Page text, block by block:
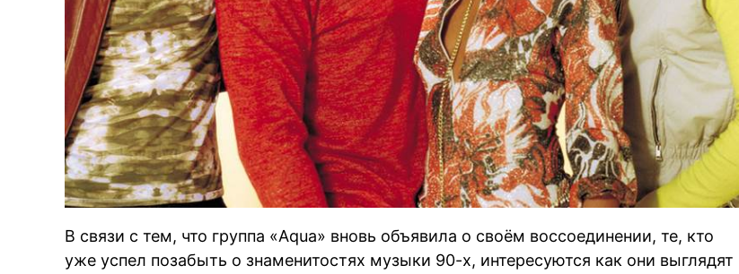
В связи с тем, что группа «Aqua» вновь объявила о своём воссоединении, те, кто
уже успел позабыть о знаменитостях музыки 90-х, интересуются как они выглядят